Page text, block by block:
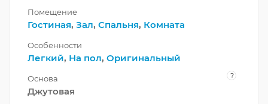
Помещение
Гостиная, Зал, Спальня, Комната
Особенности
Легкий, На пол, Оригинальный
Основа ?
Джутовая